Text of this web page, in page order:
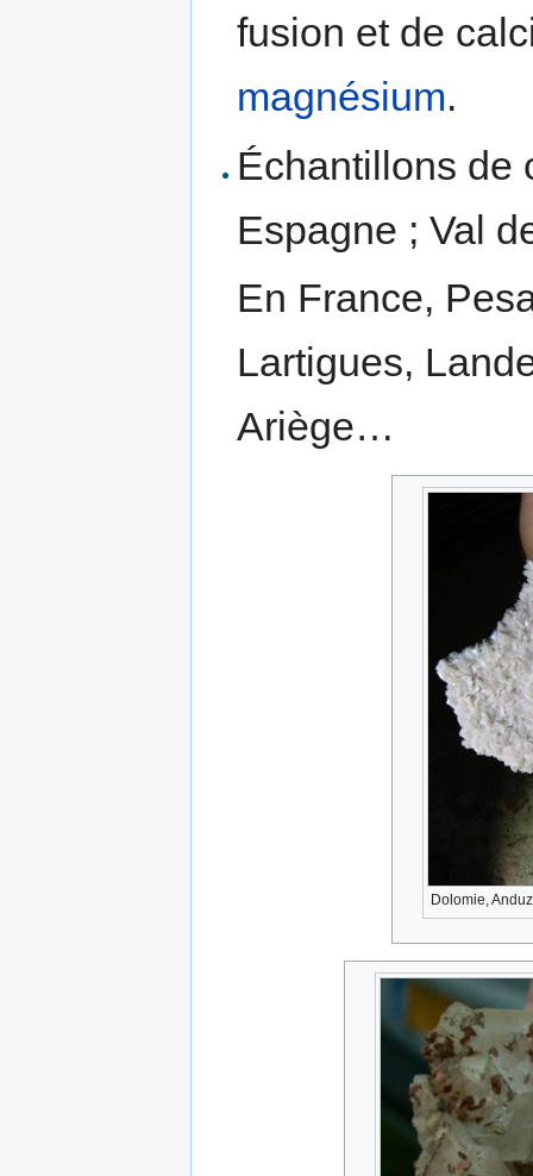
fusion et de
magnésium.
Échantillons de
Espagne ; Val
En France,
Lartigues,
Ariège…
Dolomie,